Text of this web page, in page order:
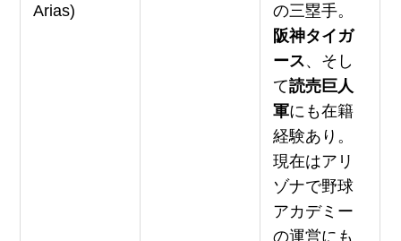
Arias)
の三塁手。
阪神タイガ
ース、そし
て読売巨人
軍にも在籍
経験あり。
現在はアリ
ゾナで野球
アカデミー
の運営にも